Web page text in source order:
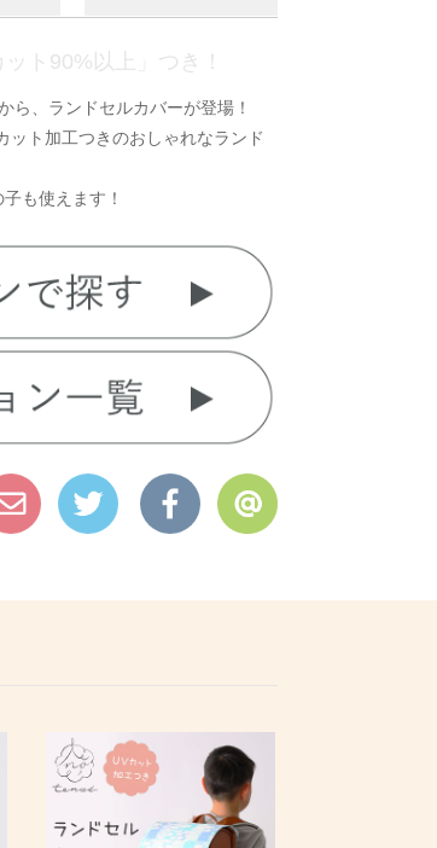
ト90%以上」つき！
ら、ランドセルカバーが登場！
ット加工つきのおしゃれなランド
も使えます！